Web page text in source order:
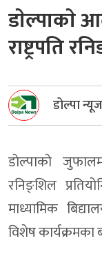
डाेल्पाकाे
राष्ट्रपति
डोल्पा न्यूज
डाेल्पाकाे
रनिङ्शिल
माध्यामिक
विशेष कार्यक्रमका